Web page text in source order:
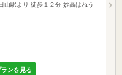
山駅より 徒歩１２分 妙高はねう
ンを見る